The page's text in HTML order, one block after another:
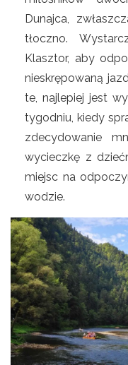
Dunajca,
tłoczno.
Klasztor, aby
nieskrępowaną
te, najlepiej jest
tygodniu, kiedy
zdecydowanie
wycieczkę z
miejsc na
wodzie.